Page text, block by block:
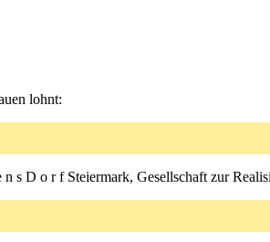
lohnt:
s D o r f Steiermark, Gesellschaft zur